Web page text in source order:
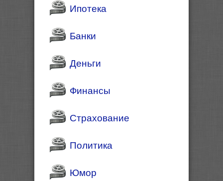
Ипотека
Банки
Деньги
Финансы
Страхование
Политика
Юмор